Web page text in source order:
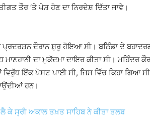
ਤੌਰ ‘ਤੇ ਪੇਸ਼ ਹੋਣ ਦਾ ਨਿਰਦੇਸ਼ ਦਿੱਤਾ ਜਾਵੇ।
ਪ੍ਰਦਰਸ਼ਨ ਦੌਰਾਨ ਸ਼ੁਰੂ ਹੋਇਆ ਸੀ। ਬਠਿੰਡਾ ਦੇ
ਦਾ ਮੁਕੱਦਮਾ ਦਾਇਰ ਕੀਤਾ ਸੀ। ਮਹਿੰਦਰ
ਇੱਕ ਪੋਸਟ ਪਾਈ ਸੀ, ਜਿਸ ਵਿੱਚ ਕਿਹਾ ਗਿਆ
ਹਨ।
ਕੇ ਸ੍ਰੀ ਅਕਾਲ ਤਖ਼ਤ ਸਾਹਿਬ ਨੇ ਕੀਤਾ ਤਲਬ